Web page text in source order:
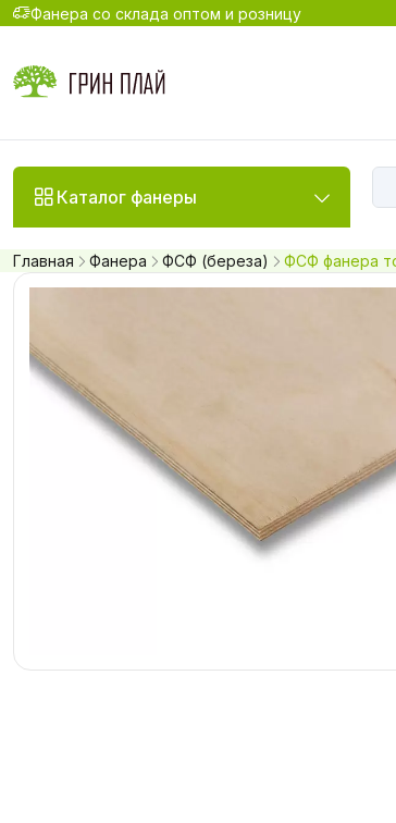
Фанера со склада оптом и розницу
Каталог фанеры
Главная Фанера ФСФ (береза) ФСФ фанера